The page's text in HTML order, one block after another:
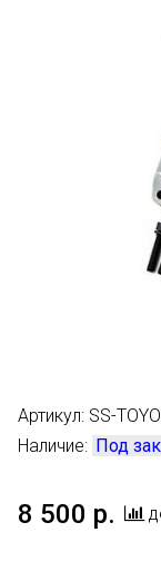
Артикул: SS-
Наличие: Под
8 500 р.